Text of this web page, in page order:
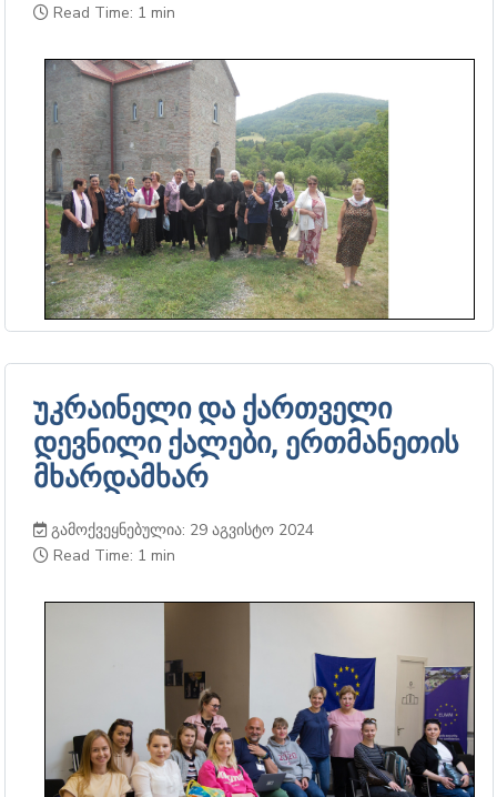
Read Time: 1 min
უკრაინელი და ქართველი
დევნილი ქალები, ერთმანეთის
მხარდამხარ
გამოქვეყნებულია: 29 აგვისტო 2024
Read Time: 1 min